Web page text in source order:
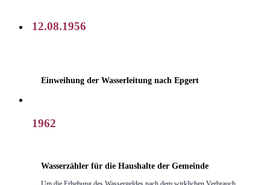
12.08.1956
Einweihung der Wasserleitung nach Epgert
1962
Wasserzähler für die Haushalte der Gemeinde